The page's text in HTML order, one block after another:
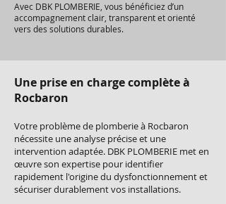
Avec DBK PLOMBERIE, vous bénéficiez d’un
accompagnement clair, transparent et orienté
vers des solutions durables.
Une prise en charge complète à
Rocbaron
Votre problème de plomberie à Rocbaron
nécessite une analyse précise et une
intervention adaptée. DBK PLOMBERIE met en
œuvre son expertise pour identifier
rapidement l'origine du dysfonctionnement et
sécuriser durablement vos installations.